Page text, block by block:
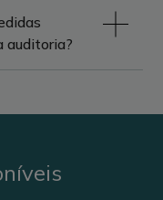
auditoria?